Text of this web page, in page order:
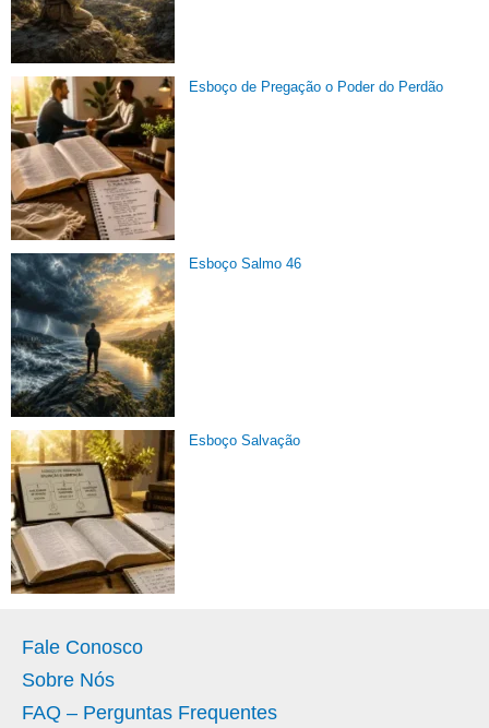
Esboço de Pregação o Poder do Perdão
Esboço Salmo 46
Esboço Salvação
Fale Conosco
Sobre Nós
FAQ – Perguntas Frequentes